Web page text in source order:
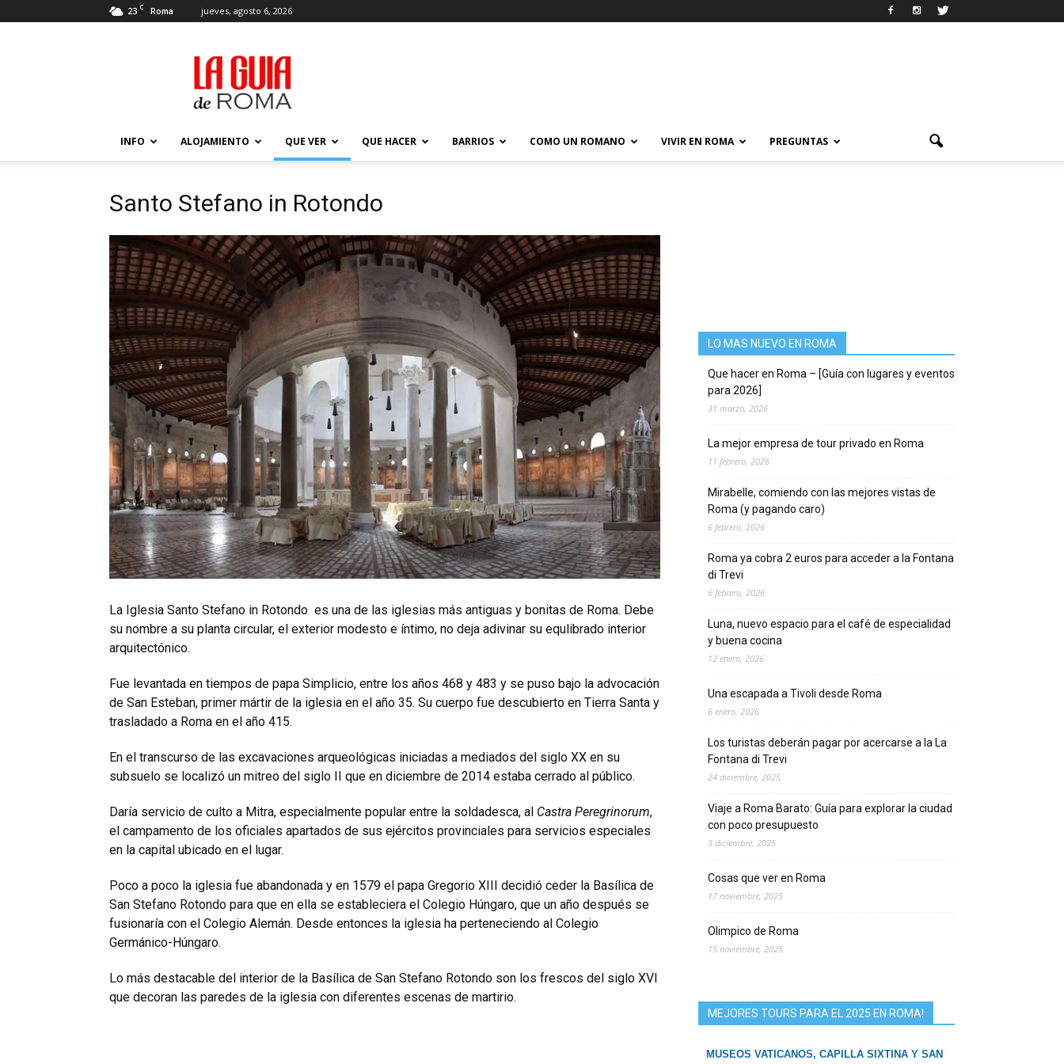
23 C Roma jueves, agosto 6, 2026
Actualizada
INFO ALOJAMIENTO QUE VER QUE HACER BARRIOS COMO UN ROMANO VIVIR EN ROMA PREGUNTAS
Santo Stefano in Rotondo
La Iglesia Santo Stefano in Rotondo es una de las iglesias más antiguas y bonitas de Roma. Debe
su nombre a su planta circular, el exterior modesto e íntimo, no deja adivinar su equlibrado interior
arquitectónico.
Fue levantada en tiempos de papa Simplicio, entre los años 468 y 483 y se puso bajo la advocación
de San Esteban, primer mártir de la iglesia en el año 35. Su cuerpo fue descubierto en Tierra Santa y
trasladado a Roma en el año 415.
En el transcurso de las excavaciones arqueológicas iniciadas a mediados del siglo XX en su
subsuelo se localizó un mitreo del siglo II que en diciembre de 2014 estaba cerrado al público.
Daría servicio de culto a Mitra, especialmente popular entre la soldadesca, al Castra Peregrinorum,
el campamento de los oficiales apartados de sus ejércitos provinciales para servicios especiales
en la capital ubicado en el lugar.
Poco a poco la iglesia fue abandonada y en 1579 el papa Gregorio XIII decidió ceder la Basílica de
San Stefano Rotondo para que en ella se estableciera el Colegio Húngaro, que un año después se
fusionaría con el Colegio Alemán. Desde entonces la iglesia ha perteneciendo al Colegio
Germánico-Húngaro.
Lo más destacable del interior de la Basílica de San Stefano Rotondo son los frescos del siglo XVI
que decoran las paredes de la iglesia con diferentes escenas de martirio.
LO MAS NUEVO EN ROMA
Que hacer en Roma – [Guía con lugares y eventos
para 2026]
31 marzo, 2026
La mejor empresa de tour privado en Roma
11 febrero, 2026
Mirabelle, comiendo con las mejores vistas de
Roma (y pagando caro)
6 febrero, 2026
Roma ya cobra 2 euros para acceder a la Fontana
di Trevi
6 febrero, 2026
Luna, nuevo espacio para el café de especialidad
y buena cocina
12 enero, 2026
Una escapada a Tivoli desde Roma
6 enero, 2026
Los turistas deberán pagar por acercarse a la La
Fontana di Trevi
24 diciembre, 2025
Viaje a Roma Barato: Guía para explorar la ciudad
con poco presupuesto
3 diciembre, 2025
Cosas que ver en Roma
17 noviembre, 2025
Olimpico de Roma
15 noviembre, 2025
MEJORES TOURS PARA EL 2025 EN ROMA!
MUSEOS VATICANOS, CAPILLA SIXTINA Y SAN